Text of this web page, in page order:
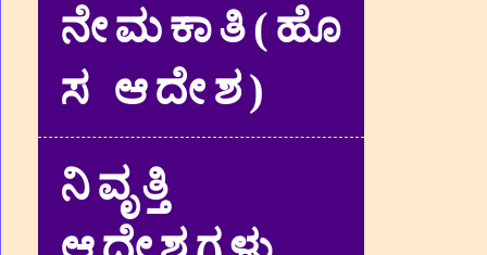
ನೇಮಕಾತಿ(ಹೊ
ಸ ಆದೇಶ)
ನಿವೃತ್ತಿ